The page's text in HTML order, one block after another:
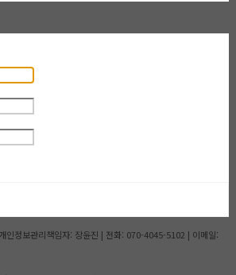
인정보관리책임자: 장윤진 | 전화: 070-4045-5102 | 이메일: